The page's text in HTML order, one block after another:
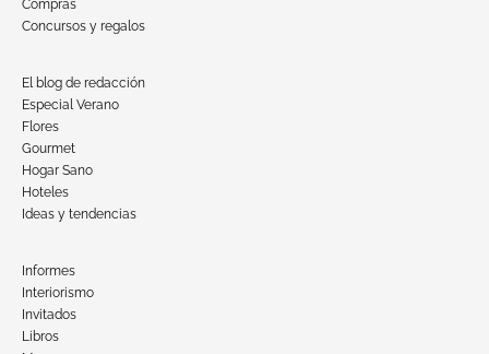
Compras
Concursos y regalos
El blog de redacción
Especial Verano
Flores
Gourmet
Hogar Sano
Hoteles
Ideas y tendencias
Informes
Interiorismo
Invitados
Libros